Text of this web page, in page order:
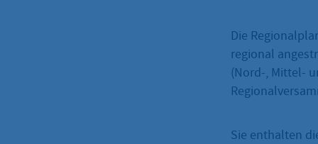
Die
regional
(Nord-, Mittel-
Sie enthalten